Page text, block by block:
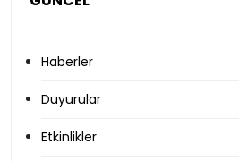
Haberler
Duyurular
Etkinlikler